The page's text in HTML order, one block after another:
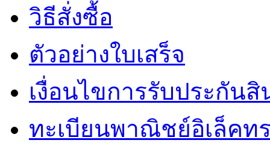
วิธีสั่งซื้อ
ตัวอย่างใบเสร็จ
เงื่อนไขการรับประกันสิ
ทะเบียนพาณิชย์อิเล็คท